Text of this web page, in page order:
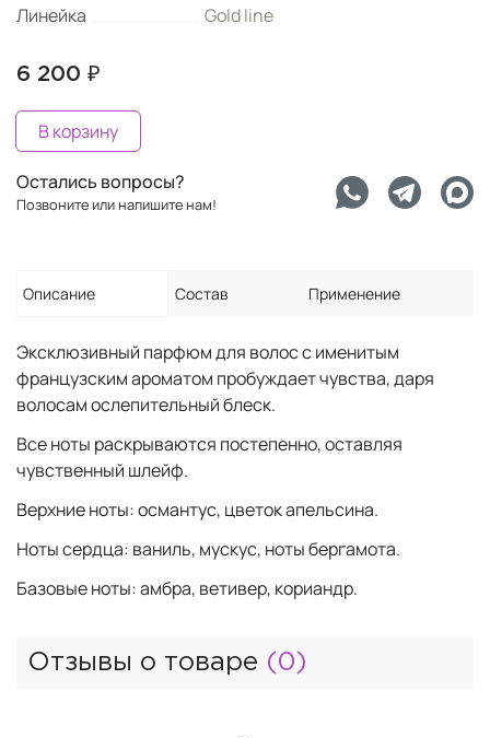
Линейка
Gold line
6 200 ₽
В корзину
Остались вопросы?
Позвоните или напишите нам!
Описание Состав Применение
Эксклюзивный парфюм для волос с именитым
французским ароматом пробуждает чувства, даря
волосам ослепительный блеск.
Все ноты раскрываются постепенно, оставляя
чувственный шлейф.
Верхние ноты: османтус, цветок апельсина.
Ноты сердца: ваниль, мускус, ноты бергамота.
Базовые ноты: амбра, ветивер, кориандр.
Отзывы о товаре (0)